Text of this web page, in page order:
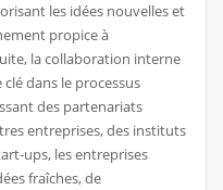
les idées nouvelles et
propice à
la collaboration interne
dans le processus
des partenariats
entreprises, des instituts
ups, les entreprises
fraîches, de